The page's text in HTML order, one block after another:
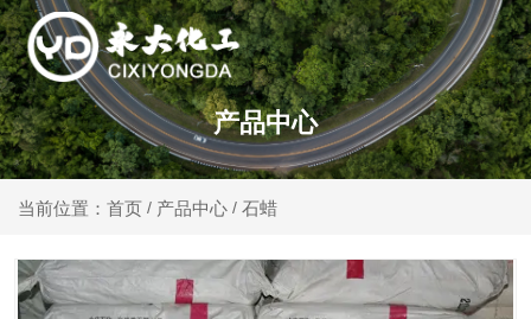
产品中心
当前位置：首页 / 产品中心 / 石蜡